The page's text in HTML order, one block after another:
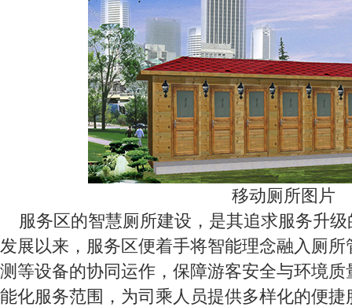
移动厕所图片
服务区的智慧厕所建设，是其追求服务升级
发展以来，服务区便着手将智能理念融入厕
测等设备的协同运作，保障游客安全与环境
能化服务范围，为司乘人员提供多样化的便